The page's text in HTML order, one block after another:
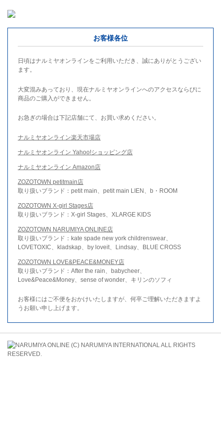
お客様各位
日頃はナルミヤオンラインをご利用いただき、誠にありがとうござい
ます。
大変混みあっており、現在ナルミヤオンラインへのアクセスならびに
商品のご購入ができません。
お急ぎの場合は下記店舗にて、お買い求めください。
ナルミヤオンライン楽天市場店
ナルミヤオンライン Yahoo!ショッピング店
ナルミヤオンライン Amazon店
ZOZOTOWN petitmain店
取り扱いブランド：petit main、petit main LIEN、b・ROOM
ZOZOTOWN X-girl Stages店
取り扱いブランド：X-girl Stages、XLARGE KIDS
ZOZOTOWN NARUMIYA ONLINE店
取り扱いブランド：kate spade new york childrenswear、
LOVETOXIC、kladskap、by loveit、Lindsay、BLUE CROSS
ZOZOTOWN LOVE&PEACE&MONEY店
取り扱いブランド：After the rain、babycheer、
Love&Peace&Money、sense of wonder、キリンのソフィ
お客様にはご不便をおかけいたしますが、何卒ご理解いただきますよ
うお願い申し上げます。